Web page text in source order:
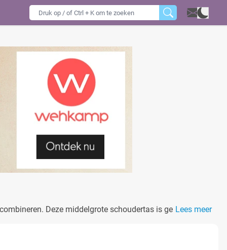
Deze middelgrote schoudertas is gemaakt van
Lees meer